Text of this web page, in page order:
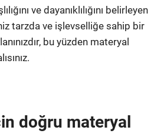
ve dayanıklılığını belirleyen
tarzda ve işlevselliğe sahip bir
bu yüzden materyal
doğru materyal